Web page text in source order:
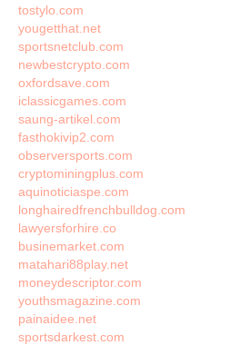
tostylo.com
yougetthat.net
sportsnetclub.com
newbestcrypto.com
oxfordsave.com
iclassicgames.com
saung-artikel.com
fasthokivip2.com
observersports.com
cryptominingplus.com
aquinoticiaspe.com
longhairedfrenchbulldog.com
lawyersforhire.co
businemarket.com
matahari88play.net
moneydescriptor.com
youthsmagazine.com
painaidee.net
sportsdarkest.com